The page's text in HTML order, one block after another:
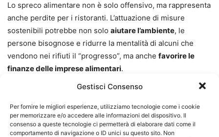
Gestisci Consenso
Per fornire le migliori esperienze, utilizziamo tecnologie come i cookie
per memorizzare e/o accedere alle informazioni del dispositivo. Il
consenso a queste tecnologie ci permetterà di elaborare dati come il
comportamento di navigazione o ID unici su questo sito. Non
Lo spreco alimentare non è solo offensivo, ma rappresenta
anche perdite per i ristoranti. L’attuazione di misure
sostenibili potrebbe non solo aiutare l’ambiente, le
persone bisognose e ridurre la mentalità di alcuni che
vendono nei rifiuti il “progresso”, ma anche favorire le
finanze delle imprese alimentari.
in una discarica. Le aziende sono interessate a combattere
gli sprechi alimentari: risparmiano denaro e ottengono un
vantaggio competitivo che i loro clienti apprezzano. Di